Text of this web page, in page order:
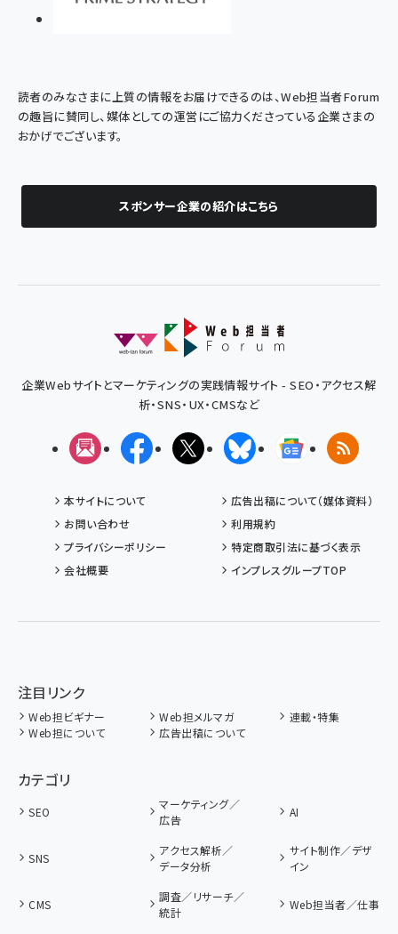
読者のみなさまに上質の情報をお届けできるのは、Web担当者Forum
の趣旨に賛同し、媒体としての運営にご協力くださっている企業さまの
おかげでございます。
スポンサー企業の紹介はこちら
企業Webサイトとマーケティングの実践情報サイト - SEO・アクセス解
析・SNS・UX・CMSなど
メルマガFacebookX(エックス)BlueskyGoogleニュ
RSS
本サイトについて
広告出稿について（媒体資料）
お問い合わせ
利用規約
プライバシーポリシー
特定商取引法に基づく表示
会社概要
インプレスグループTOP
注目リンク
Web担ビギナー Web担メルマガ
連載・特集
Web担について
広告出稿について
カテゴリ
SEO
マーケティング／
広告
AI
SNS
アクセス解析／
データ分析
サイト制作／デザ
イン
CMS
調査／リサーチ／
統計
Web担当者／仕事